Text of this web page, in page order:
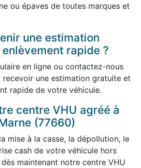
ou épaves de toutes marques et
une estimation
rapide ?
en ligne ou contactez-nous
recevoir une estimation gratuite et
rapide de votre véhicule.
centre VHU agréé à
(77660)
mise à la casse, la dépollution, le
cash de votre véhicule hors
maintenant notre centre VHU